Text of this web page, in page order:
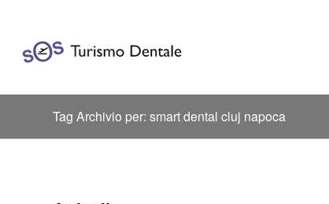
Tag Archivio per: smart dental cluj napoca